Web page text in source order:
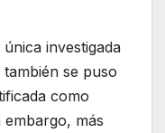
investigada
se puso
como
embargo, más